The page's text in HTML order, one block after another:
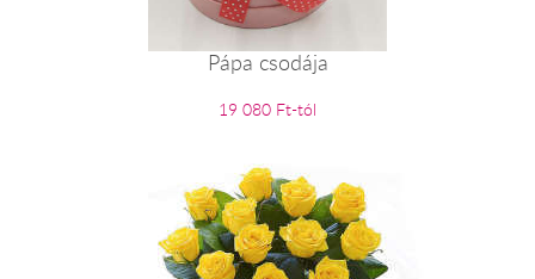
Pápa csodája
19 080 Ft-tól